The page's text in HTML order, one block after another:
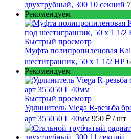
двухтрубный, 300 10 секций
Рекомендуем
Быстрый просмотр
Муфта полипропиленовая
шестигранник, 50 x 1 1/2 НР
Рекомендуем
Быстрый просмотр
Удлинитель Viega R-резьба
арт 355050 L 40мм 950 ₽ / шт